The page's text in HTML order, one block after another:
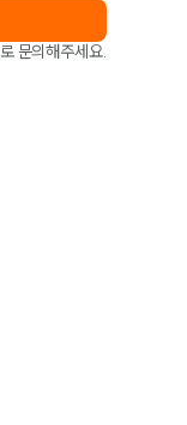
로 문의해주세요.